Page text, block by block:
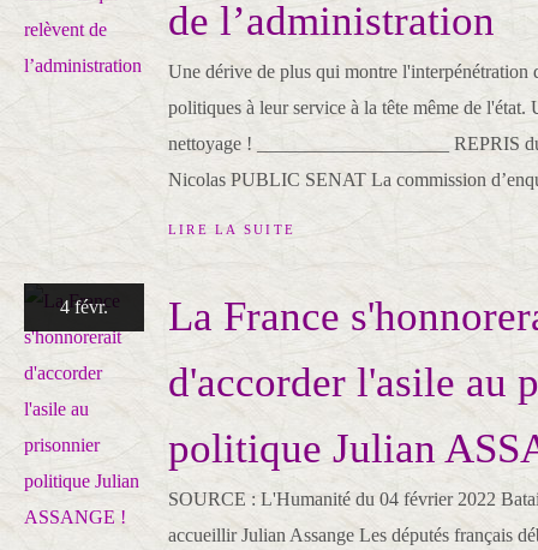
de l’administration
Une dérive de plus qui montre l'interpénétration
politiques à leur service à la tête même de l'état.
nettoyage ! ____________________ REPRIS
Nicolas PUBLIC SENAT La commission
LIRE LA SUITE
4 févr.
La France
d'accorder l'asile au
politique Julian
SOURCE : L'Humanité du 04 février 2022
accueillir Julian Assange Les députés français